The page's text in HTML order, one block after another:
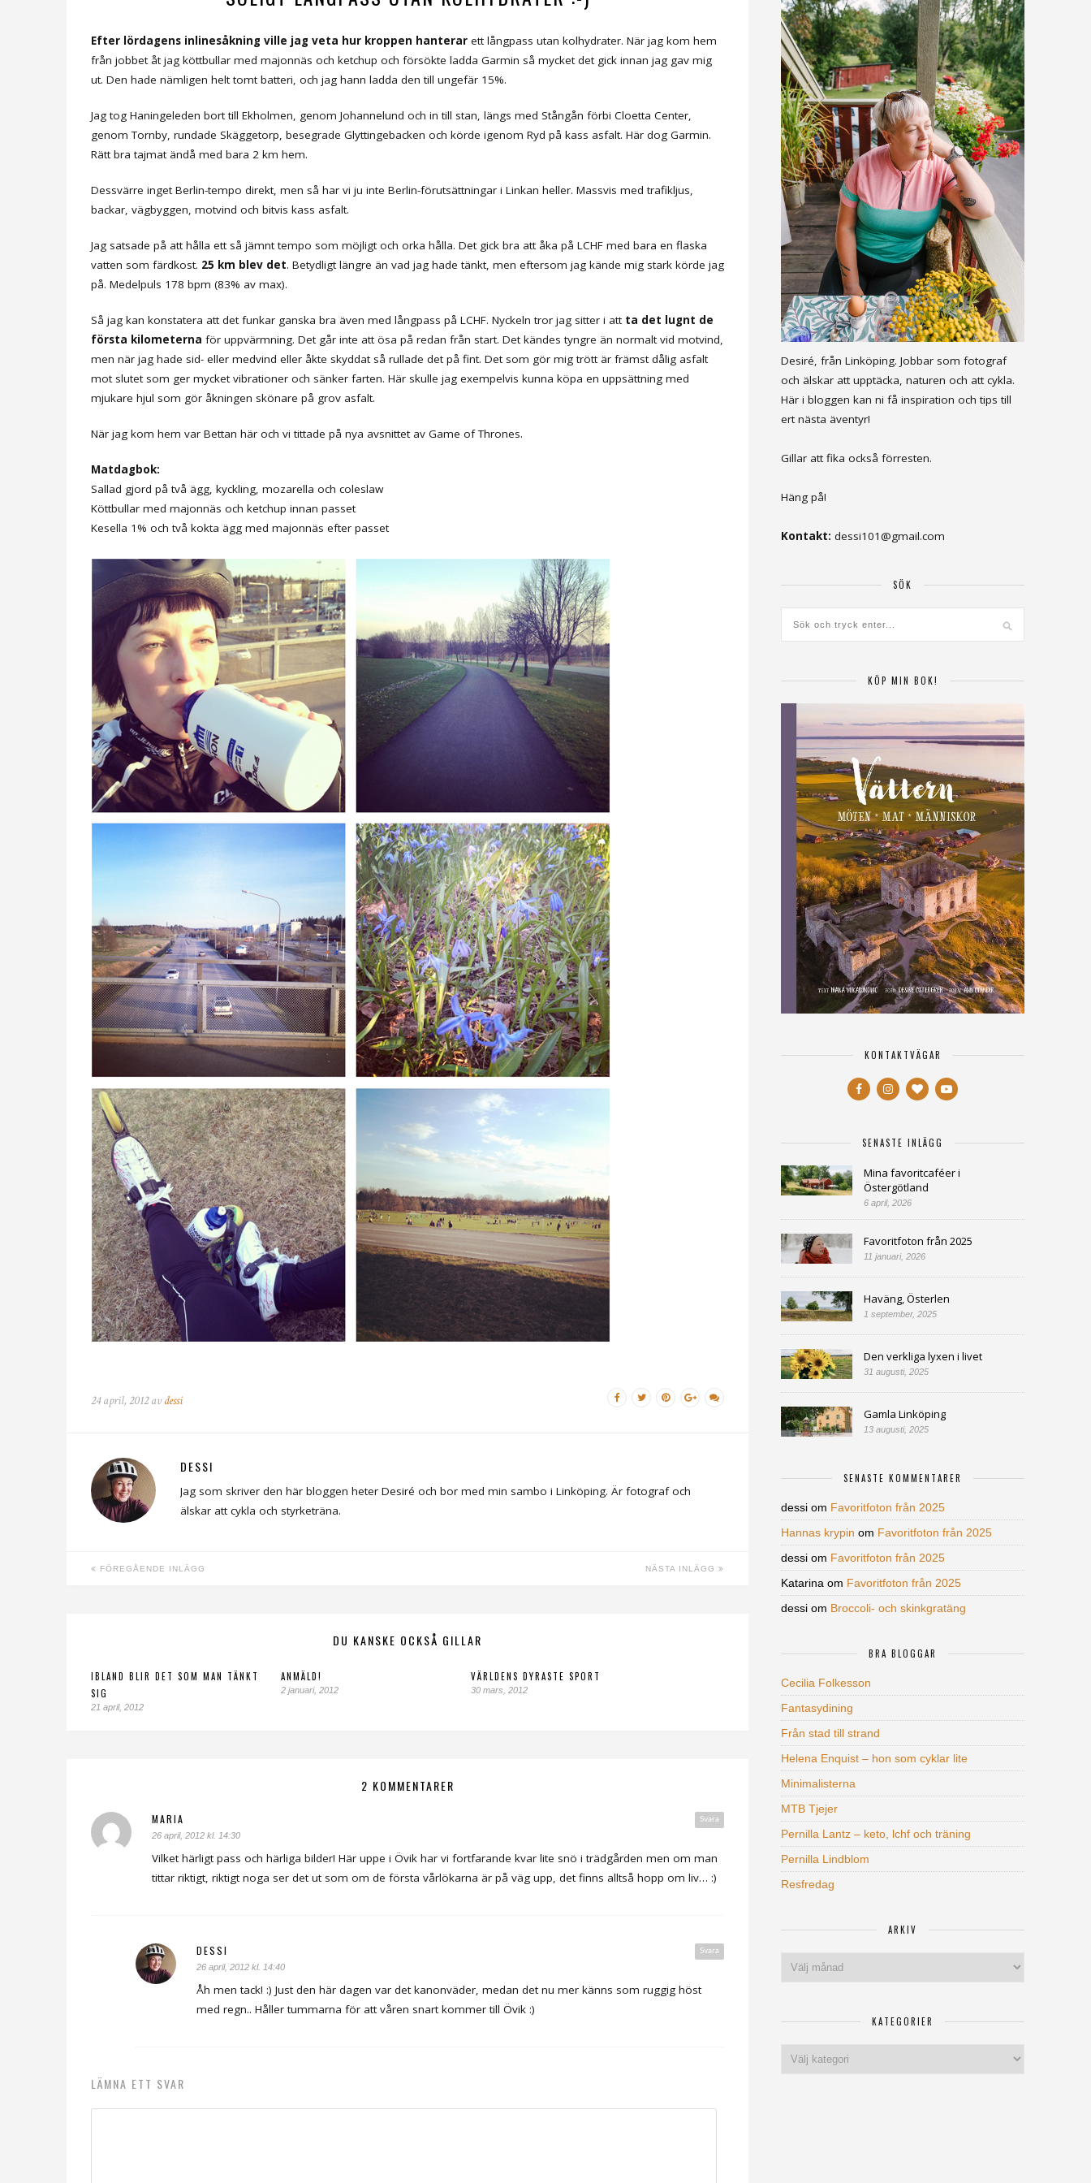
Efter lördagens inlinesåkning ville jag veta hur kroppen hanterar ett långpass utan kolhydrater. När jag kom hem
från jobbet åt jag köttbullar med majonnäs och ketchup och försökte ladda Garmin så mycket det gick innan jag gav mig
ut. Den hade nämligen helt tomt batteri, och jag hann ladda den till ungefär 15%.
Jag tog Haningeleden bort till Ekholmen, genom Johannelund och in till stan, längs med Stångån förbi Cloetta Center,
genom Tornby, rundade Skäggetorp, besegrade Glyttingebacken och körde igenom Ryd på kass asfalt. Här dog Garmin.
Rätt bra tajmat ändå med bara 2 km hem.
Dessvärre inget Berlin-tempo direkt, men så har vi ju inte Berlin-förutsättningar i Linkan heller. Massvis med trafikljus,
backar, vägbyggen, motvind och bitvis kass asfalt.
Jag satsade på att hålla ett så jämnt tempo som möjligt och orka hålla. Det gick bra att åka på LCHF med bara en flaska
vatten som färdkost. 25 km blev det. Betydligt längre än vad jag hade tänkt, men eftersom jag kände mig stark körde jag
på. Medelpuls 178 bpm (83% av max).
Så jag kan konstatera att det funkar ganska bra även med långpass på LCHF. Nyckeln tror jag sitter i att ta det lugnt de
första kilometerna för uppvärmning. Det går inte att ösa på redan från start. Det kändes tyngre än normalt vid motvind,
men när jag hade sid- eller medvind eller åkte skyddat så rullade det på fint. Det som gör mig trött är främst dålig asfalt
mot slutet som ger mycket vibrationer och sänker farten. Här skulle jag exempelvis kunna köpa en uppsättning med
mjukare hjul som gör åkningen skönare på grov asfalt.
När jag kom hem var Bettan här och vi tittade på nya avsnittet av Game of Thrones.
Matdagbok:
Sallad gjord på två ägg, kyckling, mozarella och coleslaw
Köttbullar med majonnäs och ketchup innan passet
Kesella 1% och två kokta ägg med majonnäs efter passet
24 april, 2012 avdessi
DESSI
Jag som skriver den här bloggen heter Desiré och bor med min sambo i Linköping. Är fotograf och
älskar att cykla och styrketräna.
FÖREGÅENDE INLÄGG NÄSTA INLÄGG
DU KANSKE OCKSÅ GILLAR
IBLAND BLIR DET SOM MAN TÄNKT
SIG
21 april, 2012
ANMÄLD!
2 januari, 2012
VÄRLDENS DYRASTE SPORT
30 mars, 2012
2 KOMMENTARER
Svara
MARIA
26 april, 2012 kl. 14:30
Vilket härligt pass och härliga bilder! Här uppe i Övik har vi fortfarande kvar lite snö i trädgården men om man
tittar riktigt, riktigt noga ser det ut som om de första vårlökarna är på väg upp, det finns alltså hopp om liv… :)
Svara
DESSI
26 april, 2012 kl. 14:40
Åh men tack! :) Just den här dagen var det kanonväder, medan det nu mer känns som ruggig höst
med regn.. Håller tummarna för att våren snart kommer till Övik :)
LÄMNA ETT SVAR
Desiré, från Linköping. Jobbar som fotograf
och älskar att upptäcka, naturen och att cykla.
Här i bloggen kan ni få inspiration och tips till
ert nästa äventyr!
Gillar att fika också förresten.
Häng på!
Kontakt: dessi101@gmail.com
SÖK
KÖP MIN BOK!
KONTAKTVÄGAR
SENASTE INLÄGG
Mina favoritcaféer i
Östergötland
6 april, 2026
Favoritfoton från 2025
11 januari, 2026
Haväng, Österlen
1 september, 2025
Den verkliga lyxen i livet
31 augusti, 2025
Gamla Linköping
13 augusti, 2025
SENASTE KOMMENTARER
dessi om Favoritfoton från 2025
Hannas krypin om Favoritfoton från 2025
dessi om Favoritfoton från 2025
Katarina om Favoritfoton från 2025
dessi om Broccoli- och skinkgratäng
BRA BLOGGAR
Cecilia Folkesson
Fantasydining
Från stad till strand
Helena Enquist – hon som cyklar lite
Minimalisterna
MTB Tjejer
Pernilla Lantz – keto, lchf och träning
Pernilla Lindblom
Resfredag
ARKIV
KATEGORIER